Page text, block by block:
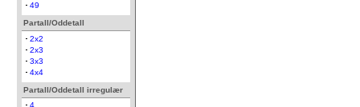
49
Partall/Oddetall
2x2
2x3
3x3
4x4
Partall/Oddetall irregulær
4